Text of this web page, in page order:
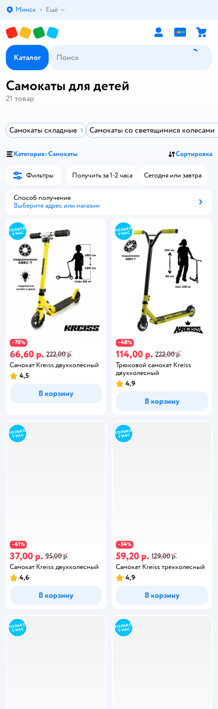
Выбор адреса доставки.
Минск Ещё
Каталог
Самокаты для детей
21 товар
Самокаты складные Самокаты со светящимися колесами
Категория: Самокаты Сортировка
Фильтры Получить за 1-2 часа Сегодня или завтра
Способ получения
Выберите адрес или магазин
−70%
66,60 р. 222,00 р.
Самокат Kreiss двухколесный
4,5
В корзину
−48%
114,00 р. 222,00 р.
Трюковой самокат Kreiss
двухколесный
4,9
В корзину
−61%
37,00 р. 95,00 р.
Самокат Kreiss двухколесный
4,6
В корзину
−54%
59,20 р. 129,00 р.
Самокат Kreiss трехколесный
4,9
В корзину